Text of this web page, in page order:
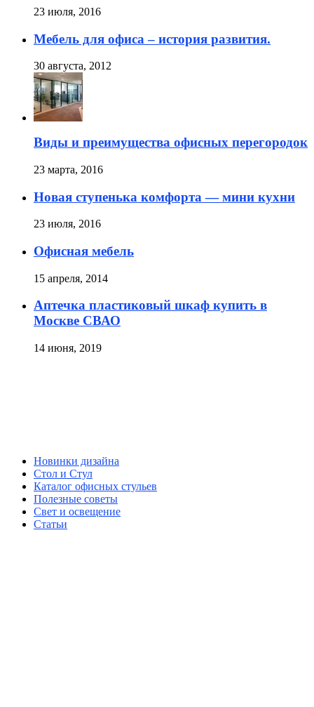
23 июля, 2016
Мебель для офиса – история развития.
30 августа, 2012
Виды и преимущества офисных перегородок
23 марта, 2016
Новая ступенька комфорта — мини кухни
23 июля, 2016
Офисная мебель
15 апреля, 2014
Аптечка пластиковый шкаф купить в
Москве СВАО
14 июня, 2019
Новинки дизайна
Стол и Стул
Каталог офисных стульев
Полезные советы
Свет и освещение
Статьи